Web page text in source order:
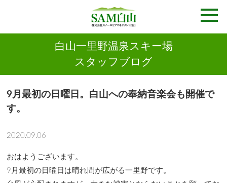
白山一里野温泉スキー場
スタッフブログ
9月最初の日曜日。白山への奉納音楽会も開催で
す。
2020.09.06
おはようございます。
9月最初の日曜日は晴れ間が広がる一里野です。